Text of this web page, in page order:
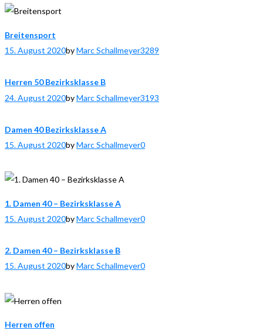
Breitensport
15. August 2020byMarc Schallmeyer3289
Herren 50 Bezirksklasse B
24. August 2020byMarc Schallmeyer3193
Damen 40 Bezirksklasse A
15. August 2020byMarc Schallmeyer0
1. Damen 40 – Bezirksklasse A
15. August 2020byMarc Schallmeyer0
2. Damen 40 – Bezirksklasse B
15. August 2020byMarc Schallmeyer0
Herren offen